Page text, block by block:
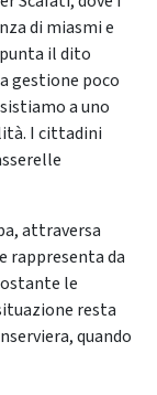
di miasmi e
il dito
gestione poco
a uno
I cittadini
attraversa
rappresenta da
le
resta
quando